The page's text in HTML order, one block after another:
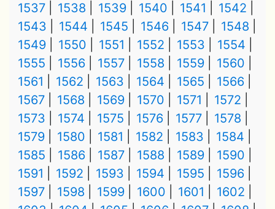
1537
1538 1539 1540 1541
1542
1543
1544 1545 1546 1547
1548
1549
1550 1551 1552 1553
1554
1555
1556 1557 1558 1559
1560
1561
1562 1563 1564 1565
1566
1567
1568 1569 1570 1571
1572
1573
1574 1575 1576 1577
1578
1579
1580 1581 1582 1583
1584
1585
1586 1587 1588 1589
1590
1591
1592 1593 1594 1595
1596
1597
1598 1599 1600 1601
1602